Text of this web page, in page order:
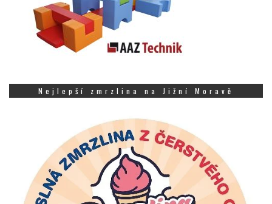
Nejlepší zmrzlina na Jižní Moravě